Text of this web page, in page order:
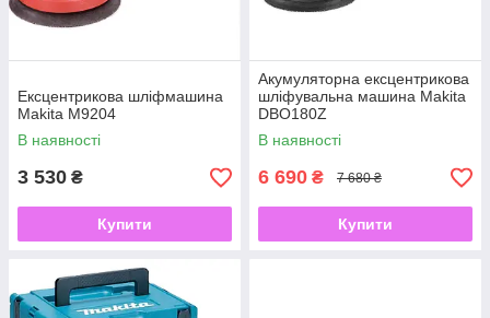
Ексцентрикова шліфмашина
Makita M9204
В наявності
3 530 ₴
Купити
Акумуляторна ексцентрикова
шліфувальна машина Makita
DBO180Z
В наявності
6 690 ₴ 7 680 ₴
Купити